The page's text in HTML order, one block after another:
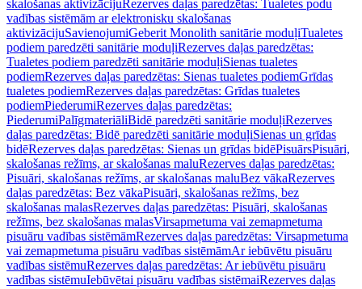
skalošanas aktivizācijuRezerves daļas paredzētas: Tualetes podu
vadības sistēmām ar elektronisku skalošanas
aktivizācijuSavienojumiGeberit Monolith sanitārie moduļiTualetes
podiem paredzēti sanitārie moduļiRezerves daļas paredzētas:
Tualetes podiem paredzēti sanitārie moduļiSienas tualetes
podiemRezerves daļas paredzētas: Sienas tualetes podiemGrīdas
tualetes podiemRezerves daļas paredzētas: Grīdas tualetes
podiemPiederumiRezerves daļas paredzētas:
PiederumiPalīgmateriāliBidē paredzēti sanitārie moduļiRezerves
daļas paredzētas: Bidē paredzēti sanitārie moduļiSienas un grīdas
bidēRezerves daļas paredzētas: Sienas un grīdas bidēPisuārsPisuāri,
skalošanas režīms, ar skalošanas maluRezerves daļas paredzētas:
Pisuāri, skalošanas režīms, ar skalošanas maluBez vākaRezerves
daļas paredzētas: Bez vākaPisuāri, skalošanas režīms, bez
skalošanas malasRezerves daļas paredzētas: Pisuāri, skalošanas
režīms, bez skalošanas malasVirsapmetuma vai zemapmetuma
pisuāru vadības sistēmāmRezerves daļas paredzētas: Virsapmetuma
vai zemapmetuma pisuāru vadības sistēmāmAr iebūvētu pisuāru
vadības sistēmuRezerves daļas paredzētas: Ar iebūvētu pisuāru
vadības sistēmuIebūvētai pisuāru vadības sistēmaiRezerves daļas